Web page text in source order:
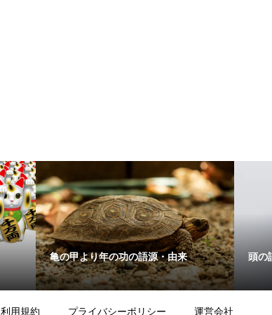
亀の甲より年の功の語源・由来 頭の
利用規約 プライバシーポリシー 運営会社